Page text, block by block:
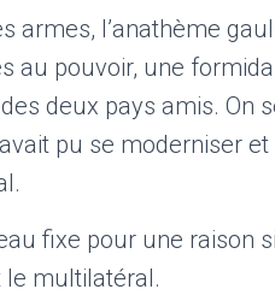
armes, l’anathème
au pouvoir, une
deux pays amis. On
pu se moderniser
fixe pour une raison
le multilatéral.